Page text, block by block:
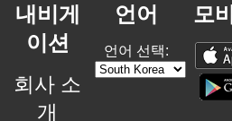
내비게
이션
회사 소
개
언어
언어 선택:
모